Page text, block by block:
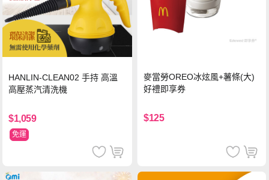
HANLIN-CLEAN02 手持 高溫
高壓蒸汽清洗機
$1,059
免運
麥當勞OREO冰炫風+薯條(大)
好禮即享券
$125